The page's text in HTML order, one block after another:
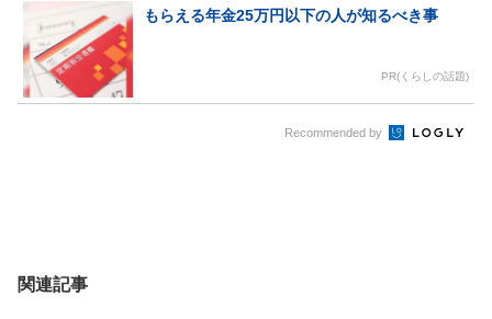
もらえる年金25万円以下の人が知るべき事
PR(くらしの話題)
Recommended by
関連記事